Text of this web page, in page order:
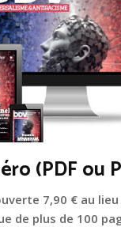
(PDF ou
7,90 € au
de plus de 100